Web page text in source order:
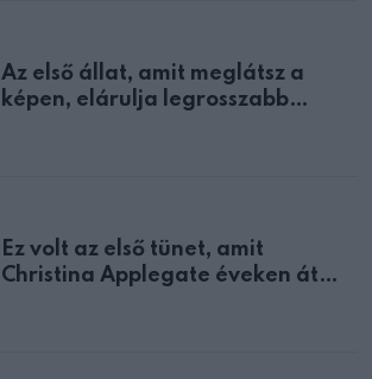
Az első állat, amit meglátsz a
képen, elárulja legrosszabb
Ez volt az első tünet, amit
Christina Applegate éveken át